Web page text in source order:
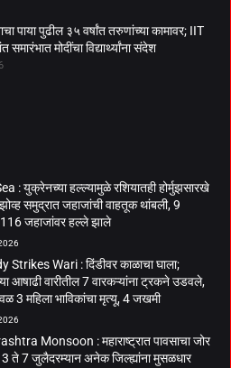
पाया पुढील ३५ वर्षांत तरुणांच्या कामावर; IIT
समारंभात मोदींचा विद्यार्थ्यांना संदेश
: युक्रेनच्या हल्ल्यामुळे रशियातही होर्मुझसारखे
समुद्रात जहाजांची वाहतूक थांबली, 9
116 जहाजांवर हल्ले झाले
Strikes Wari : दिंडीवर काळाचा घाला;
आषाढी वारीतील 7 वारकऱ्यांना ट्रकने उडवले,
3 महिला भाविकांचा मृत्यू, 4 जखमी
Monsoon : महाराष्ट्रात पावसाचा जोर
3 ते 7 जुलैदरम्यान अनेक जिल्ह्यांना मुसळधार